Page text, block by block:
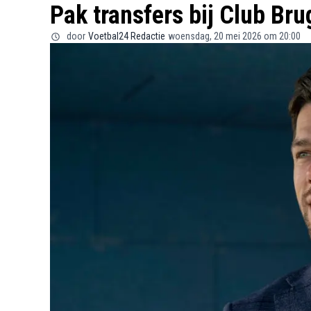
Pak transfers bij Club
door Voetbal24 Redactie woensdag, 20 mei 2026 om 20:00